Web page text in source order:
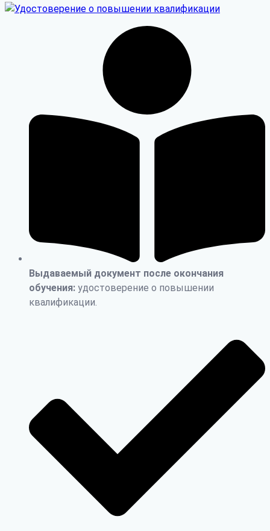
Выдаваемый документ после окончания
обучения: удостоверение о повышении
квалификации.